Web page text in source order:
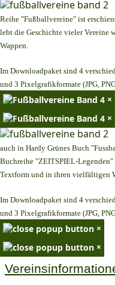
Reihe "Fußballvereine" ist
lebt die Geschichte vieler Vereine
Wappen.
Im Downloadpaket sind 4
und 3 Pixelgrafikformate (JPG,
×
×
auch in Hardy Grünes Buch
Buchreihe "ZEITSPIEL-
Textform und in ihren vielfältigen
Im Downloadpaket sind 4
und 3 Pixelgrafikformate (JPG,
×
×